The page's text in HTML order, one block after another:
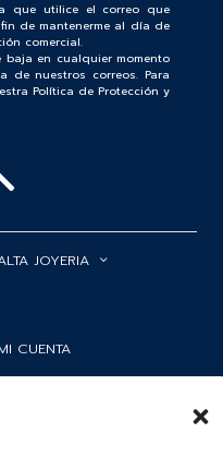
que utilice el correo que
de mantenerme al día de
comercial.
en cualquier momento
nuestros correos. Para
Política de Protección y
JOYERIA
CUENTA